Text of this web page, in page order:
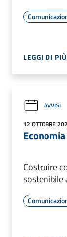
LEGGI DI PIÙ
AVVISI
12 OTTOBRE
Costruire
sostenibile